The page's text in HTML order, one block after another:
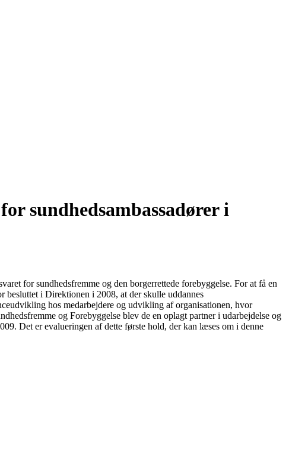
sundhedsambassadører i
for sundhedsfremme og den borgerrettede forebyggelse. For at få en
i Direktionen i 2008, at der skulle uddannes
hos medarbejdere og udvikling af organisationen, hvor
og Forebyggelse blev de en oplagt partner i udarbejdelse og
Det er evalueringen af dette første hold, der kan læses om i denne